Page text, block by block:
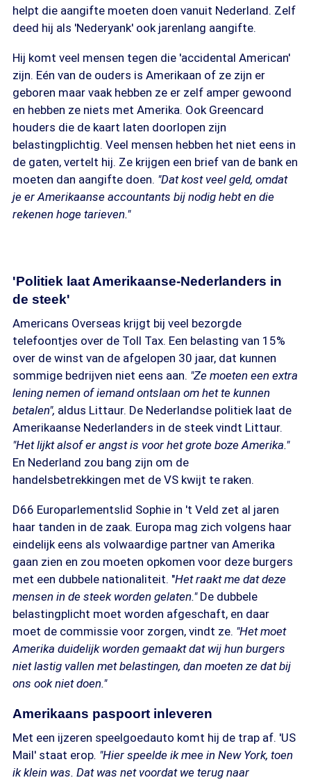
helpt die aangifte moeten doen vanuit Nederland. Zelf
deed hij als 'Nederyank' ook jarenlang aangifte.
Hij komt veel mensen tegen die 'accidental American'
zijn. Eén van de ouders is Amerikaan of ze zijn er
geboren maar vaak hebben ze er zelf amper gewoond
en hebben ze niets met Amerika. Ook Greencard
houders die de kaart laten doorlopen zijn
belastingplichtig. Veel mensen hebben het niet eens in
de gaten, vertelt hij. Ze krijgen een brief van de bank en
moeten dan aangifte doen. "Dat kost veel geld, omdat
je er Amerikaanse accountants bij nodig hebt en die
rekenen hoge tarieven."
'Politiek laat Amerikaanse-Nederlanders in
de steek'
Americans Overseas krijgt bij veel bezorgde
telefoontjes over de Toll Tax. Een belasting van 15%
over de winst van de afgelopen 30 jaar, dat kunnen
sommige bedrijven niet eens aan. "Ze moeten een extra
lening nemen of iemand ontslaan om het te kunnen
betalen", aldus Littaur. De Nederlandse politiek laat de
Amerikaanse Nederlanders in de steek vindt Littaur.
"Het lijkt alsof er angst is voor het grote boze Amerika."
En Nederland zou bang zijn om de
handelsbetrekkingen met de VS kwijt te raken.
D66 Europarlementslid Sophie in 't Veld zet al jaren
haar tanden in de zaak. Europa mag zich volgens haar
eindelijk eens als volwaardige partner van Amerika
gaan zien en zou moeten opkomen voor deze burgers
met een dubbele nationaliteit. "Het raakt me dat deze
mensen in de steek worden gelaten."De dubbele
belastingplicht moet worden afgeschaft, en daar
moet de commissie voor zorgen, vindt ze. "Het moet
Amerika duidelijk worden gemaakt dat wij hun burgers
niet lastig vallen met belastingen, dan moeten ze dat bij
ons ook niet doen."
Amerikaans paspoort inleveren
Met een ijzeren speelgoedauto komt hij de trap af. 'US
Mail' staat erop. "Hier speelde ik mee in New York, toen
ik klein was. Dat was net voordat we terug naar